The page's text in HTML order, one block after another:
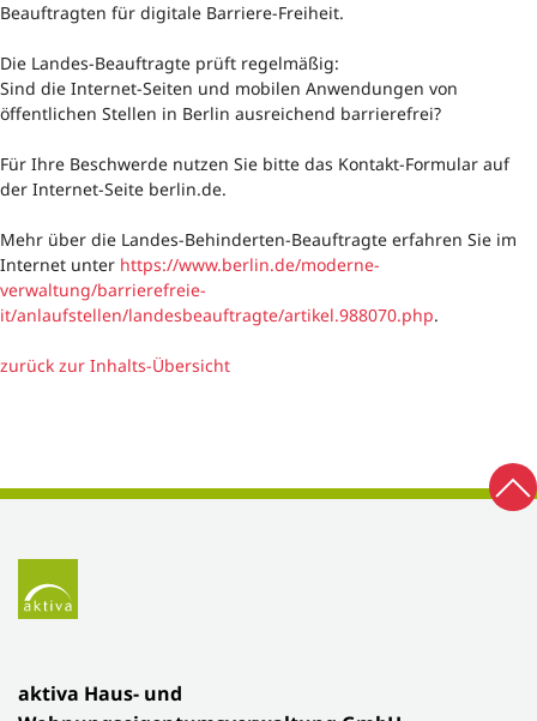
Beauftragten für digitale Barriere-Freiheit.
Die Landes-Beauftragte prüft regelmäßig:
Sind die Internet-Seiten und mobilen Anwendungen von
öffentlichen Stellen in Berlin ausreichend barrierefrei?
Für Ihre Beschwerde nutzen Sie bitte das Kontakt-Formular auf
der Internet-Seite berlin.de.
Mehr über die Landes-Behinderten-Beauftragte erfahren Sie im
Internet unter https://www.berlin.de/moderne-
verwaltung/barrierefreie-
it/anlaufstellen/landesbeauftragte/artikel.988070.php.
zurück zur Inhalts-Übersicht
Fußbereich
Zur Startseite
aktiva Haus- und